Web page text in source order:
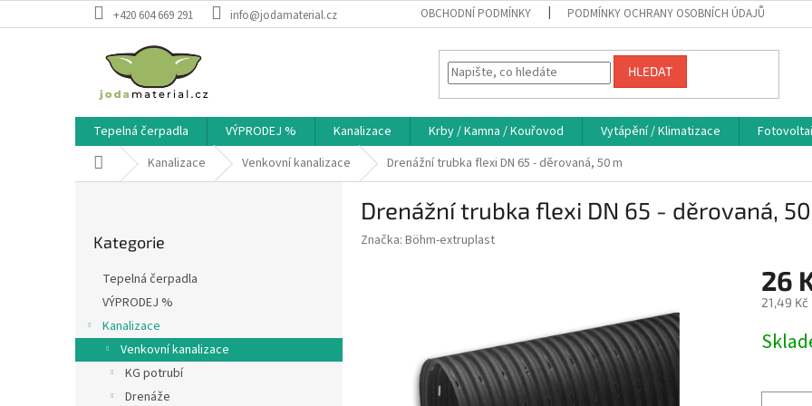
na
+420 604 669 291 info@jodamaterial.cz OBCHODNÍ PODMÍNKY PODMÍNKY OCHRANY OSOBNÍCH ÚDAJŮ
HLEDAT
Tepelná čerpadla VÝPRODEJ % Kanalizace Krby / Kamna / Kouřovod Vytápění / Klimatizace
Domů Kanalizace Venkovní kanalizace Drenážní trubka flexi DN 65 - děrovaná, 50 m
kategorie
Kategorie
Tepelná čerpadla
VÝPRODEJ %
Kanalizace
Venkovní kanalizace
KG potrubí
Drenáže
Drenážní trubka flexi DN 65 - děrovaná,
Značka: Böhm-extruplast
26
21,49 Kč
cena: